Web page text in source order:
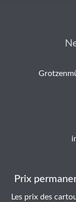
Prix
Les prix des